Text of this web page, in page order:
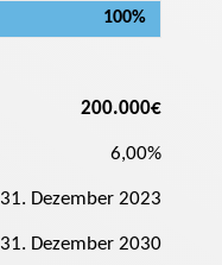
100%
200.000€
6,00%
31. Dezember 2023
31. Dezember 2030